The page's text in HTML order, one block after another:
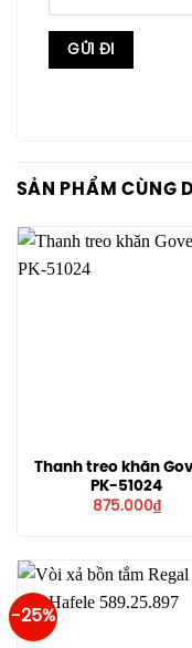
SẢN PHẨM CÙNG
Thanh treo khăn
PK-51024
875.000₫
-25%